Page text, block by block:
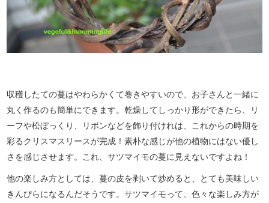
収穫したての蔓はやわらかくて巻きやすいので、お子さんと一緒に
丸く作るのも簡単にできます。乾燥してしっかり形ができたら、リ
ーフや松ぼっくり、リボンなどを飾り付けれは、これからの時期を
彩るクリスマスリースが完成！素朴な感じが他の植物にはない優し
さを感じさせます。これ、サツマイモの蔓に見えないですよね！
他の楽しみ方としては、蔓の皮を剥いて炒めると、とても美味しい
きんぴらになるんだそうです。サツマイモって、色々な楽しみ方が